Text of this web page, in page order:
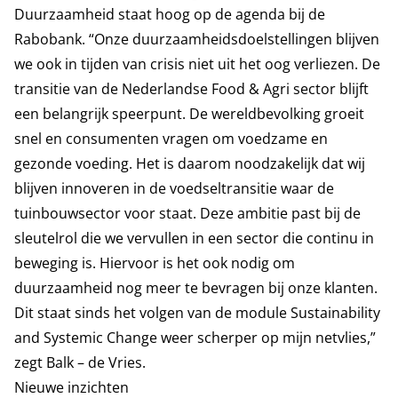
Duurzaamheid staat hoog op de agenda bij de
Rabobank. “Onze duurzaamheidsdoelstellingen blijven
we ook in tijden van crisis niet uit het oog verliezen. De
transitie van de Nederlandse Food & Agri sector blijft
een belangrijk speerpunt. De wereldbevolking groeit
snel en consumenten vragen om voedzame en
gezonde voeding. Het is daarom noodzakelijk dat wij
blijven innoveren in de voedseltransitie waar de
tuinbouwsector voor staat. Deze ambitie past bij de
sleutelrol die we vervullen in een sector die continu in
beweging is. Hiervoor is het ook nodig om
duurzaamheid nog meer te bevragen bij onze klanten.
Dit staat sinds het volgen van de module Sustainability
and Systemic Change weer scherper op mijn netvlies,”
zegt Balk – de Vries.
Nieuwe inzichten